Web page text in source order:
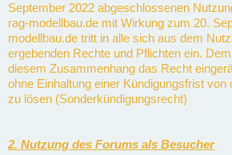
September 2022 abgeschlossenen
rag-modellbau.de mit Wirkung zum 20.
modellbau.de tritt in alle sich aus dem
ergebenden Rechte und Pflichten ein.
diesem Zusammenhang das Recht
ohne Einhaltung einer Kündigungsfrist
zu lösen (Sonderkündigungsrecht)
2. Nutzung des Forums als Besucher